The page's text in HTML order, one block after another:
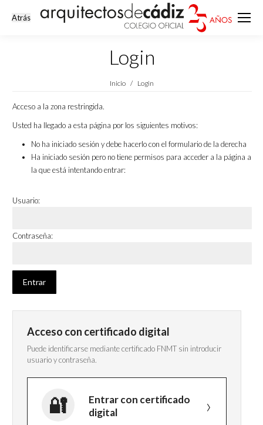
Login
Estás aquí:
Inicio Login
Acceso a la zona restringida.
Usted ha llegado a esta página por los siguientes motivos:
No ha iniciado sesión y debe hacerlo con el formulario de la derecha
Ha iniciado sesión pero no tiene permisos para acceder a la página a
la que está intentando entrar:
Usuario:
Contraseña:
Acceso con certificado digital
Puede identificarse mediante certificado FNMT sin introducir
usuario y contraseña.
Entrar con certificado
digital